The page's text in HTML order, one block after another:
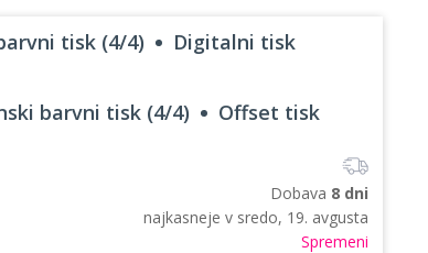
tisk (4/4) Digitalni tisk
barvni tisk (4/4) Offset tisk
Dobava 8 dni
najkasneje v sredo, 19. avgusta
Spremeni